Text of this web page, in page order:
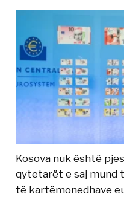
Kosova nuk është
qytetarët e saj mund
të kartëmonedhave